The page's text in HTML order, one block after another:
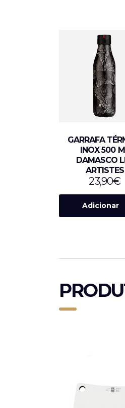
GARRAFA
INOX 500
DAMASCO
ARTISTES
23,90€
Adicionar